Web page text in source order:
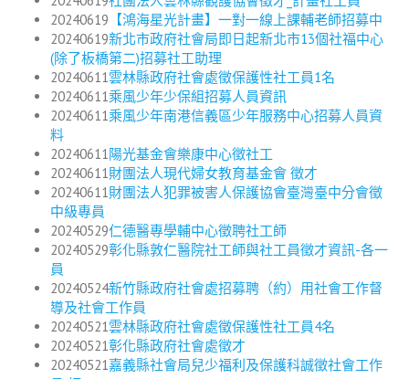
20240619 【鴻海星光計畫】一對一線上課輔老師招募中
20240619新北市政府社會局即日起新北市13個社福中心
(除了板橋第二)招募社工助理
20240611雲林縣政府社會處徵保護性社工員1名
20240611乘風少年少保組招募人員資訊
20240611乘風少年南港信義區少年服務中心招募人員資
料
20240611陽光基金會樂康中心徵社工
20240611財團法人現代婦女教育基金會 徵才
20240611財團法人犯罪被害人保護協會臺灣臺中分會徵
中級專員
20240529仁德醫專學輔中心徵聘社工師
20240529彰化縣敦仁醫院社工師與社工員徵才資訊-各一
員
20240524新竹縣政府社會處招募聘（約）用社會工作督
導及社會工作員
20240521雲林縣政府社會處徵保護性社工員4名
20240521彰化縣政府社會處徵才
20240521嘉義縣社會局兒少福利及保護科誠徵社會工作